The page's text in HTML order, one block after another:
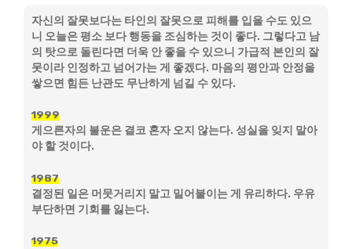
자신의 잘못보다는 타인의 잘못으로 피해를 입을 수도 있으
니 오늘은 평소 보다 행동을 조심하는 것이 좋다. 그렇다고 남
의 탓으로 돌린다면 더욱 안 좋을 수 있으니 가급적 본인의 잘
못이라 인정하고 넘어가는 게 좋겠다. 마음의 평안과 안정을
쌓으면 힘든 난관도 무난하게 넘길 수 있다.
1999
게으른자의 불운은 결코 혼자 오지 않는다. 성실을 잊지 말아
야 할 것이다.
1987
결정된 일은 머뭇거리지 말고 밀어붙이는 게 유리하다. 우유
부단하면 기회를 잃는다.
1975